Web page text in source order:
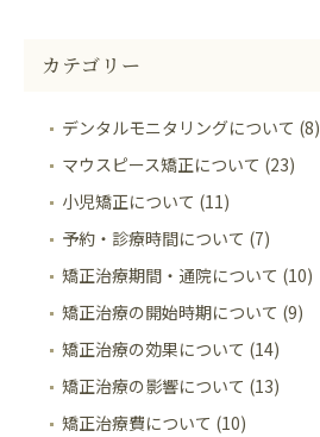
カテゴリー
デンタルモニタリングについて (8)
マウスピース矯正について (23)
小児矯正について (11)
予約・診療時間について (7)
矯正治療期間・通院について (10)
矯正治療の開始時期について (9)
矯正治療の効果について (14)
矯正治療の影響について (13)
矯正治療費について (10)